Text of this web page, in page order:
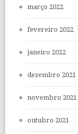
março 2022
fevereiro 2022
janeiro 2022
dezembro 2021
novembro 2021
outubro 2021